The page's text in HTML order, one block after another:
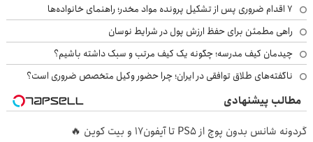
۷ اقدام ضروری پس از تشکیل پرونده مواد مخدر؛ راهنمای خانواده‌ها
راهی مطمئن برای حفظ ارزش پول در شرایط نوسان
چیدمان کیف مدرسه؛ چگونه یک کیف مرتب و سبک داشته باشیم؟
ناگفته‌های طلاق توافقی در ایران؛ چرا حضور وکیل متخصص ضروری است؟
مطالب پیشنهادی
گردونه شانس بدون پوچ از PS5 تا آیفون17 و بیت کوین 🔥